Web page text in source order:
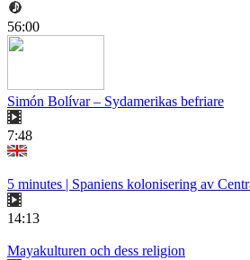
56:00
Simón Bolívar – Sydamerikas befriare
7:48
5 minutes | Spaniens kolonisering av
14:13
Mayakulturen och dess religion